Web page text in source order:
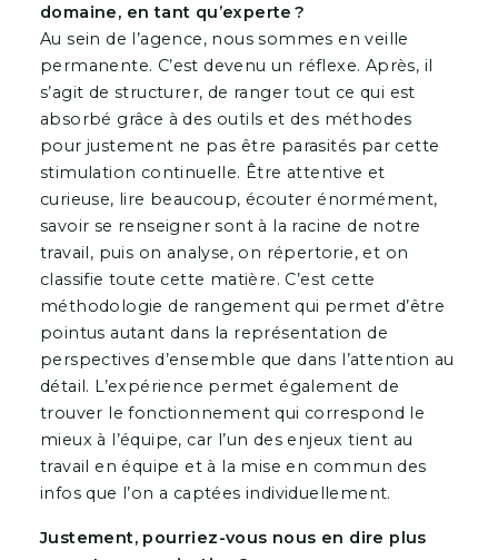
domaine, en tant qu’experte ?
Au sein de l’agence, nous sommes en veille
permanente. C’est devenu un réflexe. Après, il
s’agit de structurer, de ranger tout ce qui est
absorbé grâce à des outils et des méthodes
pour justement ne pas être parasités par cette
stimulation continuelle. Être attentive et
curieuse, lire beaucoup, écouter énormément,
savoir se renseigner sont à la racine de notre
travail, puis on analyse, on répertorie, et on
classifie toute cette matière. C’est cette
méthodologie de rangement qui permet d’être
pointus autant dans la représentation de
perspectives d’ensemble que dans l’attention au
détail. L’expérience permet également de
trouver le fonctionnement qui correspond le
mieux à l’équipe, car l’un des enjeux tient au
travail en équipe et à la mise en commun des
infos que l’on a captées individuellement.
Justement, pourriez-vous nous en dire plus